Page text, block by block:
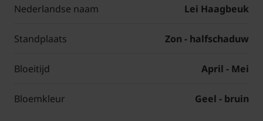
Nederlandse naam Lei Haagbeuk
Standplaats Zon - halfschaduw
Bloeitijd April - Mei
Bloemkleur Geel - bruin